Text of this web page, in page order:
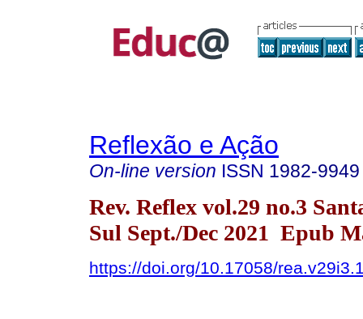
Reflexão e Ação
On-line version ISSN 1982-9949
Rev. Reflex vol.29 no.3
Sul Sept./Dec 2021 Epub
https://doi.org/10.17058/